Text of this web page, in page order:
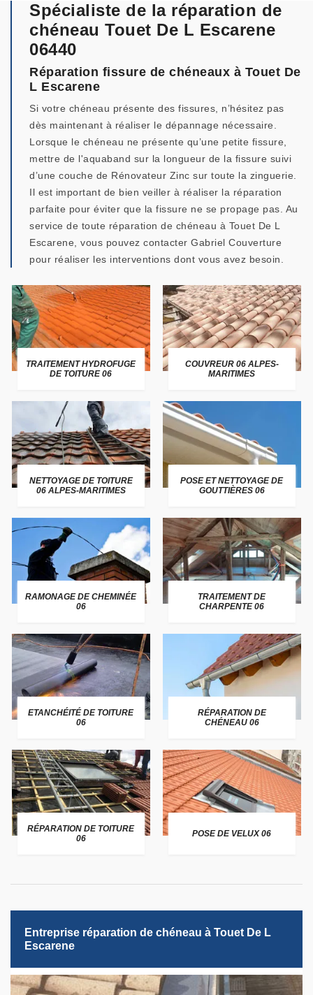
Spécialiste de la réparation de
chéneau Touet De L Escarene
06440
Réparation fissure de chéneaux à Touet De
L Escarene
Si votre chéneau présente des fissures, n’hésitez pas
dès maintenant à réaliser le dépannage nécessaire.
Lorsque le chéneau ne présente qu’une petite fissure,
mettre de l'aquaband sur la longueur de la fissure suivi
d’une couche de Rénovateur Zinc sur toute la zinguerie.
Il est important de bien veiller à réaliser la réparation
parfaite pour éviter que la fissure ne se propage pas. Au
service de toute réparation de chéneau à Touet De L
Escarene, vous pouvez contacter Gabriel Couverture
pour réaliser les interventions dont vous avez besoin.
TRAITEMENT HYDROFUGE
DE TOITURE 06
COUVREUR 06 ALPES-
MARITIMES
NETTOYAGE DE TOITURE
06 ALPES-MARITIMES
POSE ET NETTOYAGE DE
GOUTTIÈRES 06
RAMONAGE DE CHEMINÉE
06
TRAITEMENT DE
CHARPENTE 06
ETANCHÉITÉ DE TOITURE
06
RÉPARATION DE
CHÉNEAU 06
RÉPARATION DE TOITURE
06
POSE DE VELUX 06
Entreprise réparation de chéneau à Touet De L
Escarene